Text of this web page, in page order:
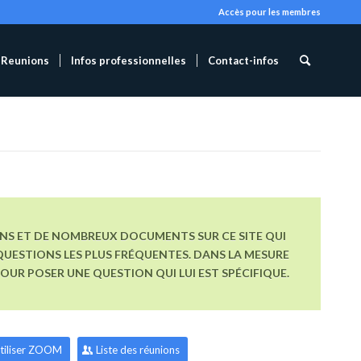
Accès pour les membres
Reunions Infos professionnelles Contact-infos
ET DE NOMBREUX DOCUMENTS SUR CE SITE QUI
LES PLUS FRÉQUENTES. DANS LA MESURE
POSER UNE QUESTION QUI LUI EST SPÉCIFIQUE.
ZOOM Liste des réunions